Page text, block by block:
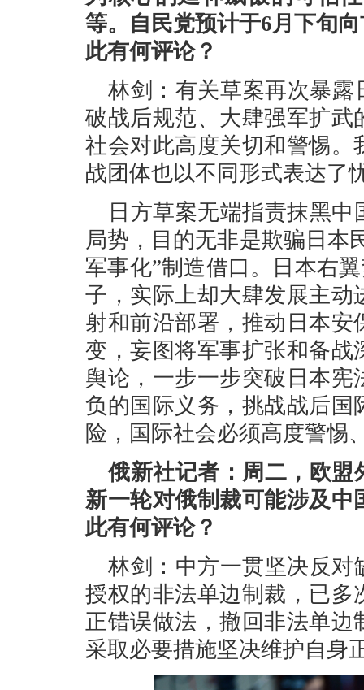
等。自民党预计于6月下旬
此有何评论？
林剑：有关草案再次暴露
破战后规范、大肆强军扩
社会对此高度关切和警惕
战团体也以不同形式表达了
日方草案无端指责抹黑
局势，目的无非是欺骗日本
军事化”制造借口。日本右
子，实际上却大肆发展主
射和前沿部署，推动日本
变，妄图将军事扩张和备
舆论，一步一步突破日本
负的国际义务，挑战战后
险，国际社会必须高度警惕
俄新社记者：周二，欧盟
新一轮对俄制裁可能涉及
此有何评论？
林剑：中方一贯坚决反对
授权的非法单边制裁，已
正错误做法，撤回非法单
采取必要措施坚决维护自身